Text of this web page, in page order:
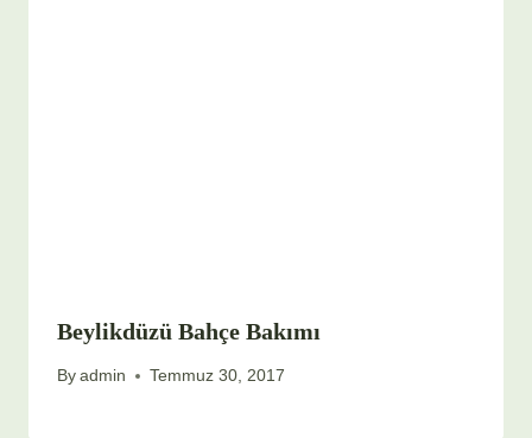
Beylikdüzü Bahçe Bakımı
Byadmin Temmuz 30, 2017